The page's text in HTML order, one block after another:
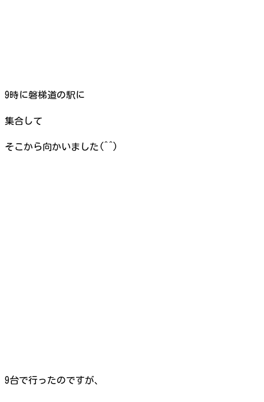
9時に磐梯道の駅に
集合して
そこから向かいました(^^)
9台で行ったのですが、